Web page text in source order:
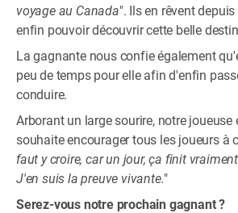
voyage au Canada". Ils en rêvent
enfin pouvoir découvrir cette belle
La gagnante nous confie également
peu de temps pour elle afin d'enfin
conduire.
Arborant un large sourire, notre joueuse
souhaite encourager tous les joueurs à
faut y croire, car un jour, ça finit
J'en suis la preuve vivante."
Serez-vous notre prochain gagnant ?